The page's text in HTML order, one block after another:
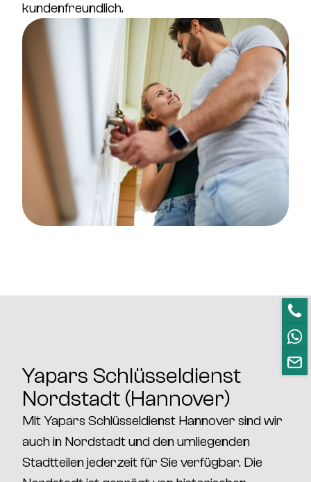
kundenfreundlich.
Yapars Schlüsseldienst
Nordstadt (Hannover)
MitYapars Schlüsseldienst Hannover sind wir
auch in Nordstadtund den umliegenden
Stadtteilen jederzeit für Sie verfügbar. Die